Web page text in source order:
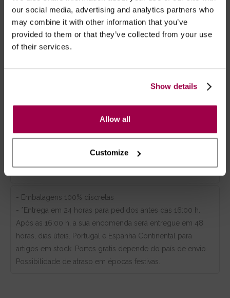
our social media, advertising and analytics partners who
may combine it with other information that you’ve
provided to them or that they’ve collected from your use
of their services.
Show details
Allow all
Customize
Descrição Limpeza
Composição
Tabela Tamanhos
Marca:Cottelli Bondage
- Embalagens 100% discretas
- *Entrega em 24 horas para pedidos antes das 16:00 h.
Após as 16:00 h, a sua encomenda será entregue em 48
horas, dias úteis. Portugal e Espanha Continental para
artigos em stock. Portes gratis depende do país de envio.
Possibilidade de atraso em épocas festivas.